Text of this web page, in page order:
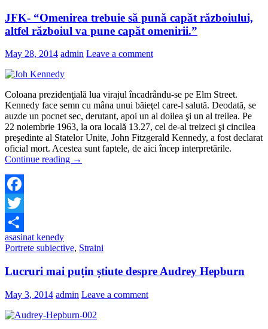
JFK- “Omenirea trebuie să pună capăt războiului,
altfel războiul va pune capăt omenirii.”
May 28, 2014 admin Leave a comment
Coloana prezidenţială lua virajul încadrându-se pe Elm Street.
Kennedy face semn cu mâna unui băieţel care-l salută. Deodată, se
auzde un pocnet sec, derutant, apoi un al doilea şi un al treilea. Pe
22 noiembrie 1963, la ora locală 13.27, cel de-al treizeci şi cincilea
preşedinte al Statelor Unite, John Fitzgerald Kennedy, a fost declarat
oficial mort. Acestea sunt faptele, de aici încep interpretările.
Continue reading →
Facebook
Twitter
Share
asasinat kenedy
Portrete subiective, Straini
Lucruri mai puțin știute despre Audrey Hepburn
May 3, 2014 admin Leave a comment